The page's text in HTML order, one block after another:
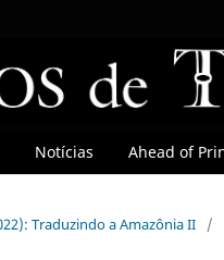
Notícias Ahead of
Traduzindo a Amazônia II /